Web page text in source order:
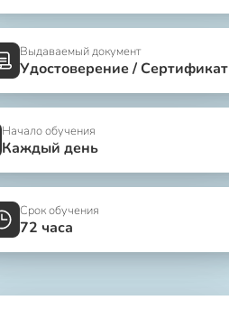
Выдаваемый документ
Удостоверение / Сертификат
Начало обучения
Каждый день
Срок обучения
72 часа